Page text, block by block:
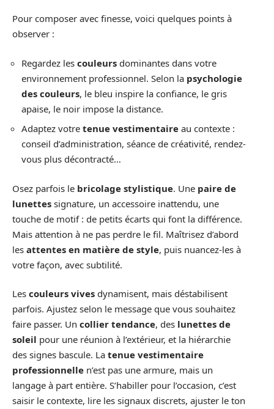
Pour composer avec finesse, voici quelques points à
observer :
Regardez les couleurs dominantes dans votre
environnement professionnel. Selon la psychologie
des couleurs, le bleu inspire la confiance, le gris
apaise, le noir impose la distance.
Adaptez votre tenue vestimentaire au contexte :
conseil d’administration, séance de créativité, rendez-
vous plus décontracté…
Osez parfois le bricolage stylistique. Une paire de
lunettes signature, un accessoire inattendu, une
touche de motif : de petits écarts qui font la différence.
Mais attention à ne pas perdre le fil. Maîtrisez d’abord
les attentes en matière de style, puis nuancez-les à
votre façon, avec subtilité.
Les couleurs vives dynamisent, mais déstabilisent
parfois. Ajustez selon le message que vous souhaitez
faire passer. Un collier tendance, des lunettes de
soleil pour une réunion à l’extérieur, et la hiérarchie
des signes bascule. La tenue vestimentaire
professionnelle n’est pas une armure, mais un
langage à part entière. S’habiller pour l’occasion, c’est
saisir le contexte, lire les signaux discrets, ajuster le ton